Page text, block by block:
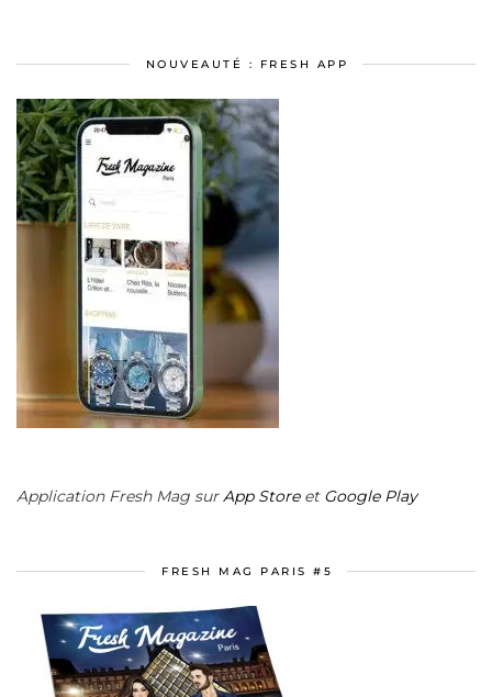
NOUVEAUTÉ : FRESH APP
Application Fresh Mag surApp Storeet Google Play
FRESH MAG PARIS #5